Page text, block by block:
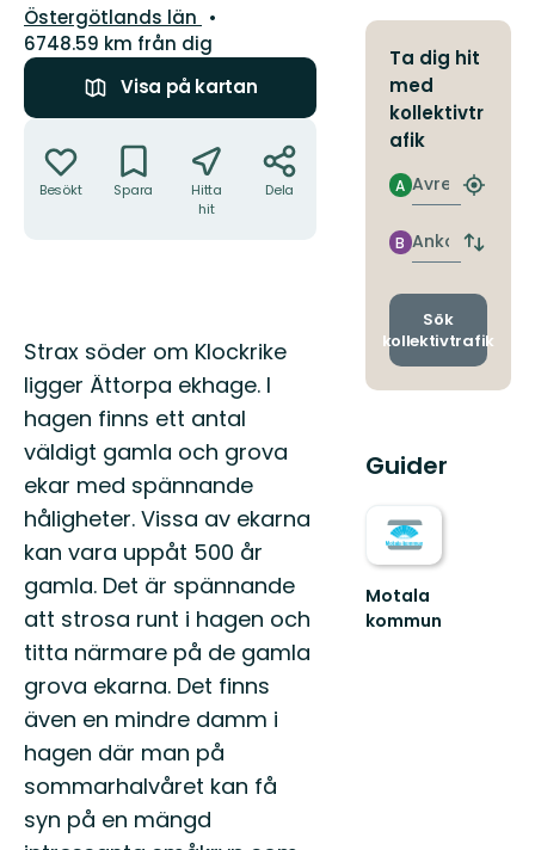
Län:
Östergötlands län
6748.59 km från dig
Visa på kartan
Besökt Spara
Hitta
hit
Dela
Beskrivning
Strax söder om Klockrike
ligger Ättorpa ekhage. I
hagen finns ett antal
väldigt gamla och grova
ekar med spännande
håligheter. Vissa av ekarna
kan vara uppåt 500 år
gamla. Det är spännande
att strosa runt i hagen och
titta närmare på de gamla
grova ekarna. Det finns
även en mindre damm i
hagen där man på
sommarhalvåret kan få
syn på en mängd
Ta dig hit
med
kollektivtr
afik
Avresa
A
Hitta
Ankomst
B
Byt
och
Sök
kollektivtrafik
Guider
Motala
kommun